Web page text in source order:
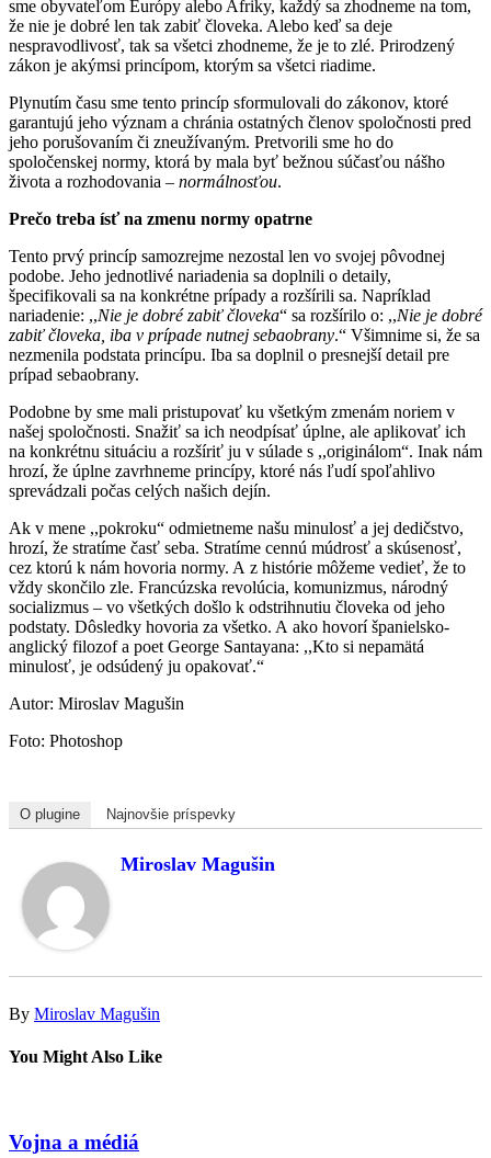
sme obyvateľom Európy alebo Afriky, každý sa zhodneme na tom,
že nie je dobré len tak zabiť človeka. Alebo keď sa deje
nespravodlivosť, tak sa všetci zhodneme, že je to zlé. Prirodzený
zákon je akýmsi princípom, ktorým sa všetci riadime.
Plynutím času sme tento princíp sformulovali do zákonov, ktoré
garantujú jeho význam a chránia ostatných členov spoločnosti pred
jeho porušovaním či zneužívaným. Pretvorili sme ho do
spoločenskej normy, ktorá by mala byť bežnou súčasťou nášho
života a rozhodovania – normálnosťou.
Prečo treba ísť na zmenu normy opatrne
Tento prvý princíp samozrejme nezostal len vo svojej pôvodnej
podobe. Jeho jednotlivé nariadenia sa doplnili o detaily,
špecifikovali sa na konkrétne prípady a rozšírili sa. Napríklad
nariadenie: ,,Nie je dobré zabiť človeka“ sa rozšírilo o: ,,Nie je dobré
zabiť človeka, iba v prípade nutnej sebaobrany.“ Všimnime si, že sa
nezmenila podstata princípu. Iba sa doplnil o presnejší detail pre
prípad sebaobrany.
Podobne by sme mali pristupovať ku všetkým zmenám noriem v
našej spoločnosti. Snažiť sa ich neodpísať úplne, ale aplikovať ich
na konkrétnu situáciu a rozšíriť ju v súlade s ,,originálom“. Inak nám
hrozí, že úplne zavrhneme princípy, ktoré nás ľudí spoľahlivo
sprevádzali počas celých našich dejín.
Ak v mene ,,pokroku“ odmietneme našu minulosť a jej dedičstvo,
hrozí, že stratíme časť seba. Stratíme cennú múdrosť a skúsenosť,
cez ktorú k nám hovoria normy. A z histórie môžeme vedieť, že to
vždy skončilo zle. Francúzska revolúcia, komunizmus, národný
socializmus – vo všetkých došlo k odstrihnutiu človeka od jeho
podstaty. Dôsledky hovoria za všetko. A ako hovorí španielsko-
anglický filozof a poet George Santayana: ,,Kto si nepamätá
minulosť, je odsúdený ju opakovať.“
Autor: Miroslav Magušin
Foto: Photoshop
O plugine Najnovšie príspevky
Miroslav Magušin
By Miroslav Magušin
You Might Also Like
Vojna a médiá